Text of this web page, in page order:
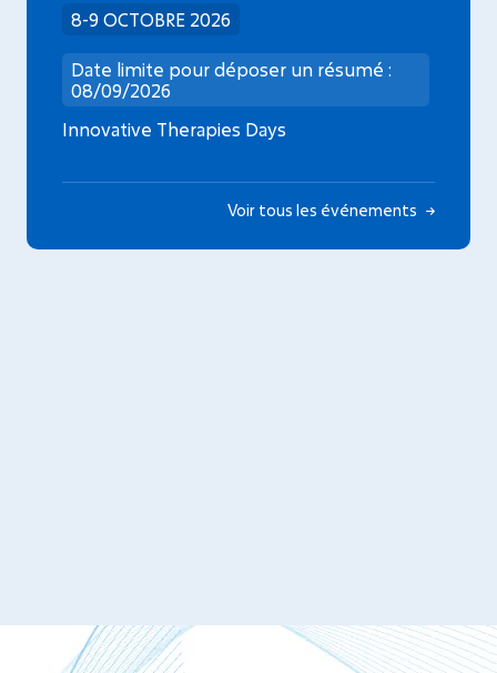
8-9 OCTOBRE 2026
Date limite pour déposer un résumé :
08/09/2026
Innovative Therapies Days
Voir tous les événements